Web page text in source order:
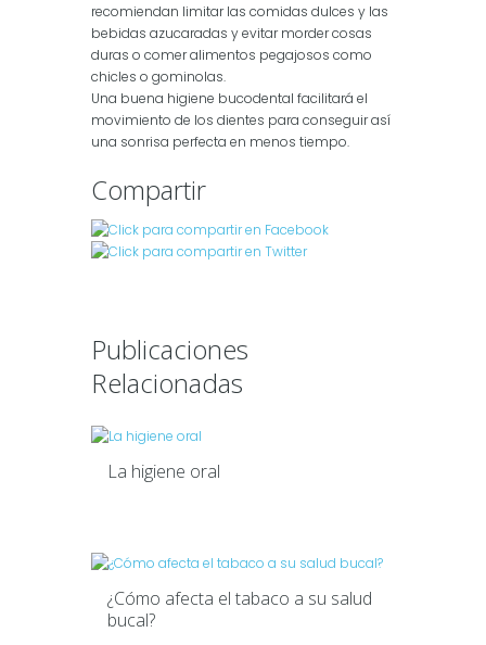
recomiendan limitar las comidas dulces y las
bebidas azucaradas y evitar morder cosas
duras o comer alimentos pegajosos como
chicles o gominolas.
Una buena higiene bucodental facilitará el
movimiento de los dientes para conseguir así
una sonrisa perfecta en menos tiempo.
Compartir
Publicaciones
Relacionadas
La higiene oral
¿Cómo afecta el tabaco a su salud
bucal?